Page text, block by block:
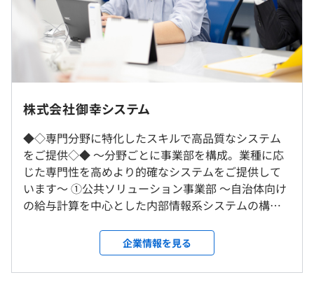
・情報セキュリティ教育（年1回）
・資格報奨金制度
開発内容に応じたスペックのＰＣを支給
アジャイル
◎勤務地は本人の希望を考慮します。
◎転勤はありません。
◎リフォームしたばかりで快適オフィスです。
就業場所の変更範囲
＜雇入時＞
会社の定める場所
想定年収 は年収提示額を保証するものではありません）
※就業先により前後する可能性あり
平均残業時間：平均20時間／月
《年間休日：120日以上》
・完全週休2日制（土・日）
株式会社御幸システム
◆◇専門分野に特化したスキルで高品質なシステム
をご提供◇◆ 〜分野ごとに事業部を構成。業種に応
じた専門性を高めより的確なシステムをご提供して
います〜 ①公共ソリューション事業部 〜自治体向け
の給与計算を中心とした内部情報系システムの構
与計算を中心とした内部情報系システムにおいて、
提案から開発、サービス後の保守を手掛けています。
開発経験も豊富であり、その経験に基づく提案力や
企業情報を見る